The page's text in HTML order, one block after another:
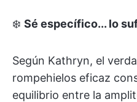
❄️ Sé específico... lo
Según Kathryn, el
rompehielos eficaz
equilibrio entre la